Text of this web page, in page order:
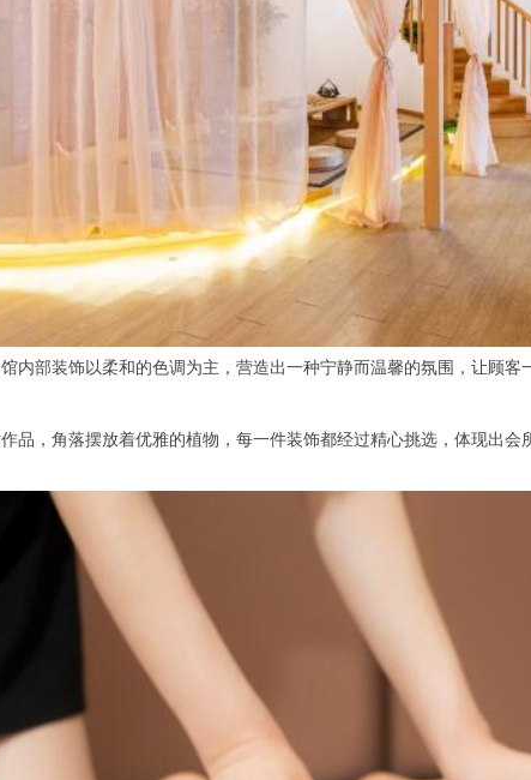
部装饰以柔和的色调为主，营造出一种宁静而温馨的氛围，让顾客
，角落摆放着优雅的植物，每一件装饰都经过精心挑选，体现出会